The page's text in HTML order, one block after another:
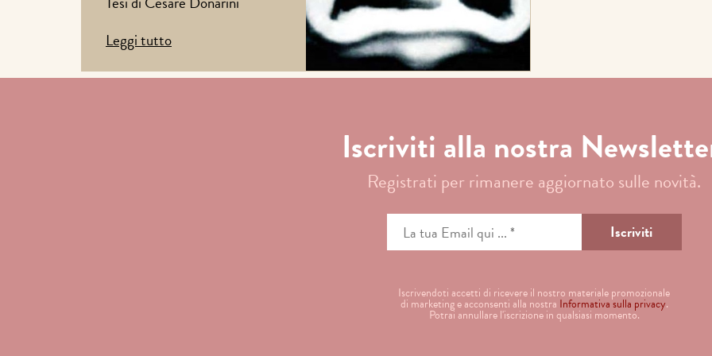
Leggi tutto
Iscriviti alla nostra
Registrati per rimanere aggiornato sulle novità.
Iscrivendoti accetti di ricevere il nostro materiale promozionale
di marketing e acconsenti alla nostra Informativa sulla privacy.
Potrai annullare l'iscrizione in qualsiasi momento.